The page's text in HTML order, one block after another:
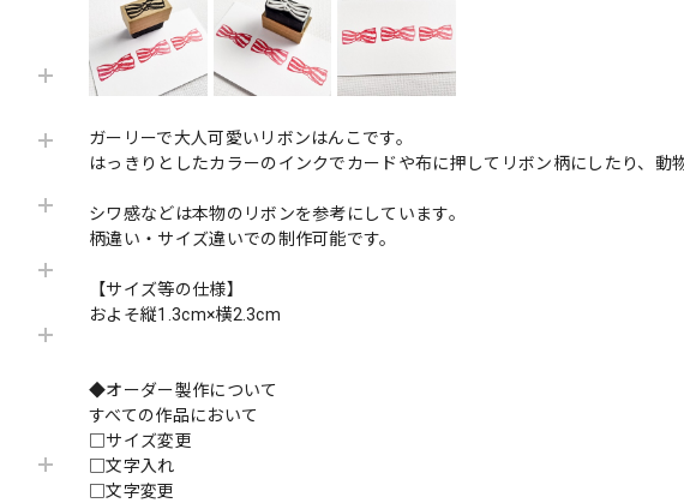
ガーリーで大人可愛いリボンはんこです。
はっきりとしたカラーのインクでカードや布に押してリボン柄にしたり、動
シワ感などは本物のリボンを参考にしています。
柄違い・サイズ違いでの制作可能です。
【サイズ等の仕様】
およそ縦1.3cm×横2.3cm
◆オーダー製作について
すべての作品において
□サイズ変更
□文字入れ
□文字変更